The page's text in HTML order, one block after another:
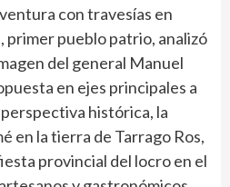
con travesías en
primer pueblo patrio, analizó
del general Manuel
en ejes principales a
histórica, la
en la tierra de Tarrago Ros,
provincial del locro en el